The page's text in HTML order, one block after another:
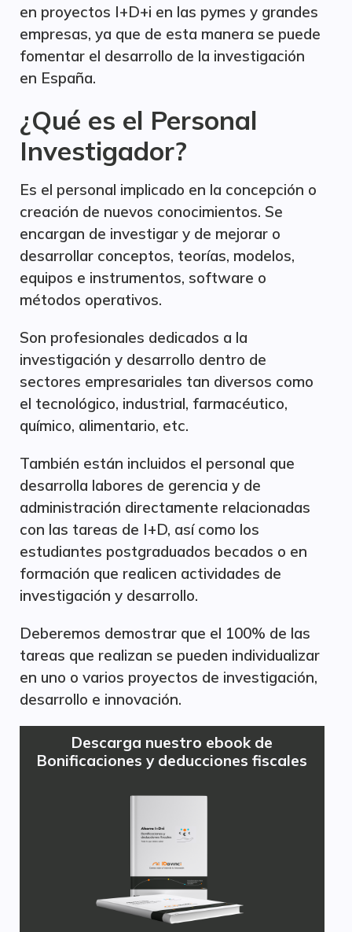
en proyectos I+D+i en las pymes y grandes
empresas, ya que de esta manera se puede
fomentar el desarrollo de la investigación
en España.
¿Qué es el Personal
Investigador?
Es el personal implicado en la concepción o
creación de nuevos conocimientos. Se
encargan de investigar y de mejorar o
desarrollar conceptos, teorías, modelos,
equipos e instrumentos, software o
métodos operativos.
Son profesionales dedicados a la
investigación y desarrollo dentro de
sectores empresariales tan diversos como
el tecnológico, industrial, farmacéutico,
químico, alimentario, etc.
También están incluidos el personal que
desarrolla labores de gerencia y de
administración directamente relacionadas
con las tareas de I+D, así como los
estudiantes postgraduados becados o en
formación que realicen actividades de
investigación y desarrollo.
Deberemos demostrar que el 100% de las
tareas que realizan se pueden individualizar
en uno o varios proyectos de investigación,
desarrollo e innovación.
Descarga nuestro ebook de
Bonificaciones y deducciones fiscales